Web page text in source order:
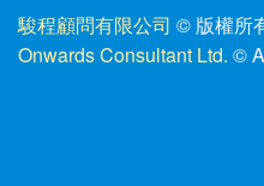
駿程顧問有限公司 © 版權所
Onwards Consultant Ltd. ©